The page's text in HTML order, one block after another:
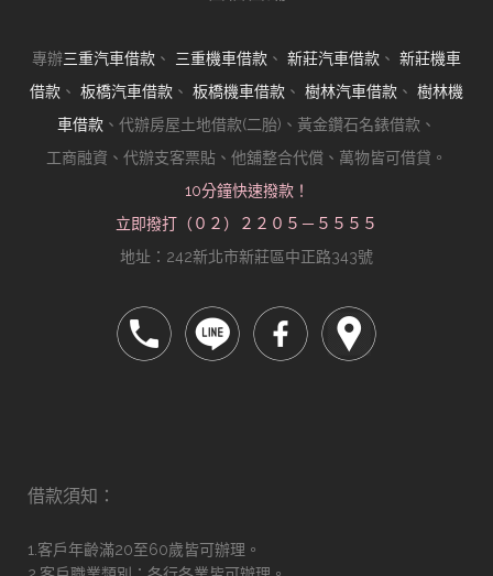
專辦三重汽車借款 、 三重機車借款 、 新莊汽車借款 、 新莊機車
借款 、 板橋汽車借款 、 板橋機車借款 、 樹林汽車借款 、 樹林機
車借款 、代辦房屋土地借款(二胎)、黃金鑽石名錶借款、
工商融資、代辦支客票貼、他舖整合代償、萬物皆可借貸。
10分鐘快速撥款！
立即撥打（０２）２２０５－５５５５
地址：242新北市新莊區中正路343號
借款須知：
1.客戶年齡滿20至60歲皆可辦理。